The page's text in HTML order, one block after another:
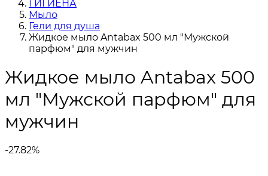
ГИГИЕНА
Мыло
Гели для душа
Жидкое мыло Antabax 500 мл "Мужской
парфюм" для мужчин
Жидкое мыло Antabax 500
мл "Мужской парфюм" для
мужчин
-27.82%